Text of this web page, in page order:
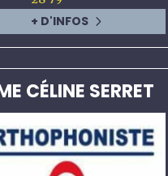
+ D'INFOS
CÉLINE SERRET